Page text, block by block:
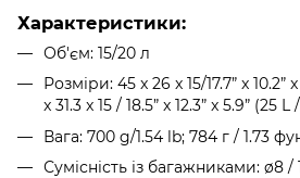
Характеристики:
Об'єм: 15/20 л
Розміри: 45 x 26 x 15/17.7” x 10.2”
x 31.3 x 15 / 18.5” x 12.3” x 5.9” (25
Вага: 700 g/1.54 lb; 784 г / 1.73
Сумісність із багажниками: ø8 /